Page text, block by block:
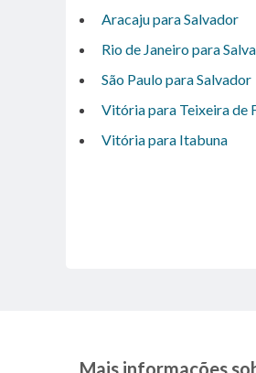
Aracaju para Salvador
Rio de Janeiro para
São Paulo para Salvador
Vitória para Teixeira de
Vitória para Itabuna
Mais informações